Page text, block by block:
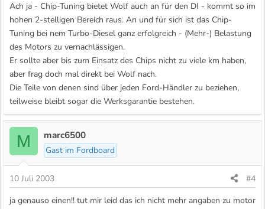
Ach ja - Chip-Tuning bietet Wolf auch an für den DI - kommt so im
hohen 2-stelligen Bereich raus. An und für sich ist das Chip-
Tuning bei nem Turbo-Diesel ganz erfolgreich - (Mehr-) Belastung
des Motors zu vernachlässigen.
Er sollte aber bis zum Einsatz des Chips nicht zu viele km haben,
aber frag doch mal direkt bei Wolf nach.
Die Teile von denen sind über jeden Ford-Händler zu beziehen,
teilweise bleibt sogar die Werksgarantie bestehen.
M marc6500
Gast im Fordboard
10 Juli 2003
#4
ja genauso einen!! tut mir leid das ich nicht mehr angaben zu motor